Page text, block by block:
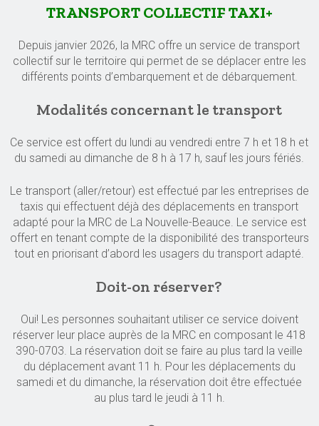
TRANSPORT COLLECTIF TAXI+
Depuis janvier 2026, la MRC offre un service de transport
collectif sur le territoire qui permet de se déplacer entre les
différents points d’embarquement et de débarquement.
Modalités concernant le transport
Ce service est offert du lundi au vendredi entre 7 h et 18 h et
du samedi au dimanche de 8 h à 17 h, sauf les jours fériés.
Le transport (aller/retour) est effectué par les entreprises de
taxis qui effectuent déjà des déplacements en transport
adapté pour la MRC de La Nouvelle-Beauce. Le service est
offert en tenant compte de la disponibilité des transporteurs
tout en priorisant d’abord les usagers du transport adapté.
Doit-on réserver?
Oui! Les personnes souhaitant utiliser ce service doivent
réserver leur place auprès de la MRC en composant le 418
390-0703. La réservation doit se faire au plus tard la veille
du déplacement avant 11 h. Pour les déplacements du
samedi et du dimanche, la réservation doit être effectuée
au plus tard le jeudi à 11 h.